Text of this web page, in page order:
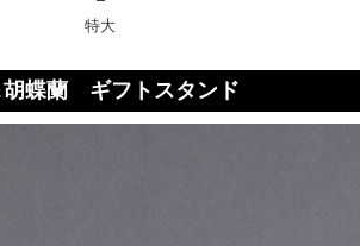
特大
胡蝶蘭 ギフトスタンド